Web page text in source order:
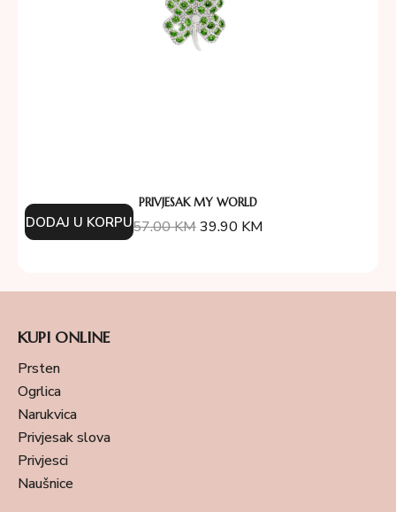
PRIVJESAK MY WORLD
57.00KM39.90 KM
DODAJ U KORPU
KUPI ONLINE
Prsten
Ogrlica
Narukvica
Privjesak slova
Privjesci
Naušnice